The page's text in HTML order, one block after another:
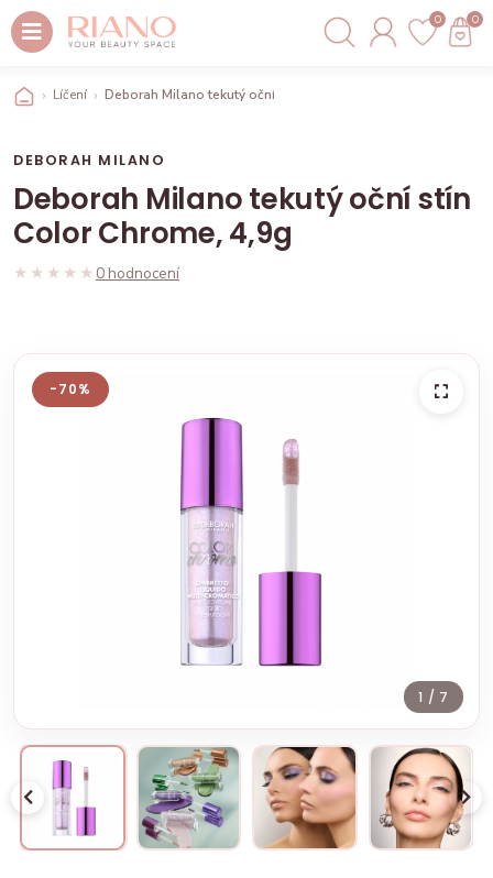
0 0
Líčení Deborah Milano tekutý oční stín Color Chrome, 4,9g
DEBORAH MILANO
Deborah Milano tekutý oční stín
Color Chrome, 4,9g
★★★★★
★★★★★ 0 hodnocení
-70%
1 / 7